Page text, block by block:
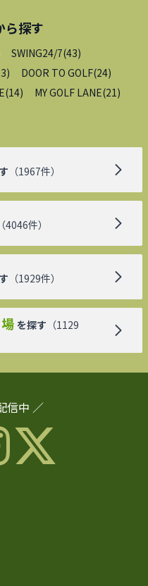
ら探す
SWING24/7(43)
) DOOR TO GOLF(24)
(14) MY GOLF LANE(21 )
（1967件）
（4046件）
（1929件）
を探す （1129
信中 ／